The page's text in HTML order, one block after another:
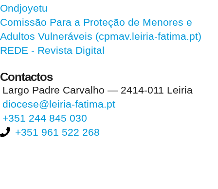
Ondjoyetu
Comissão Para a Proteção de Menores e
Adultos Vulneráveis (cpmav.leiria-fatima.pt)
REDE - Revista Digital
Contactos
Largo Padre Carvalho — 2414-011 Leiria
diocese@leiria-fatima.pt
+351 244 845 030
+351 961 522 268